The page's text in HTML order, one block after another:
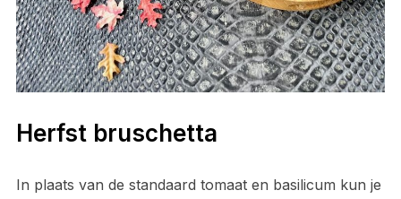
Herfst bruschetta
In plaats van de standaard tomaat en basilicum kun je